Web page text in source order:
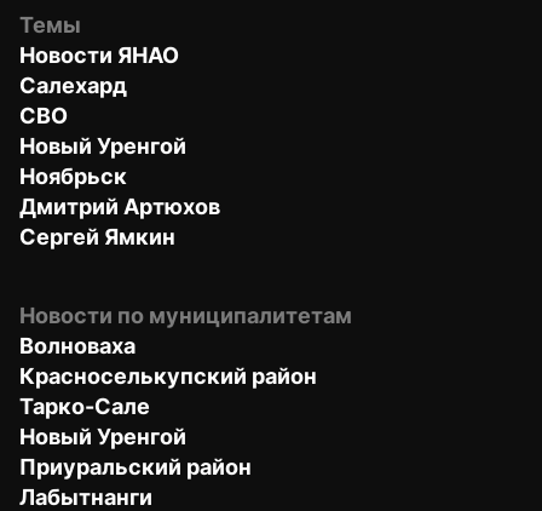
Темы
Новости ЯНАО
Салехард
СВО
Новый Уренгой
Ноябрьск
Дмитрий Артюхов
Сергей Ямкин
Новости по муниципалитетам
Волноваха
Красноселькупский район
Тарко-Сале
Новый Уренгой
Приуральский район
Лабытнанги